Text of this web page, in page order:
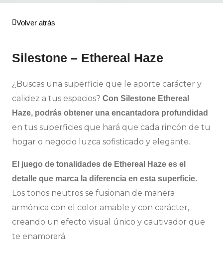
Volver atrás
Silestone – Ethereal Haze
¿Buscas una superficie que le aporte carácter y
calidez a tus espacios? Con Silestone Ethereal
Haze, podrás obtener una encantadora profundidad
en tus superficies que hará que cada rincón de tu
hogar o negocio luzca sofisticado y elegante.
El juego de tonalidades de Ethereal Haze es el
detalle que marca la diferencia en esta superficie.
Los tonos neutros se fusionan de manera
armónica con el color amable y con carácter,
creando un efecto visual único y cautivador que
te enamorará.